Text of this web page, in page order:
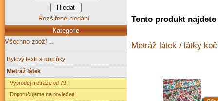
Tento produkt
Metráž látek / látky
Rozšířené hledání
Kategorie
Všechno zboží ...
Bytový textil a doplňky
Metráž látek
Výprodej metráže od 79,-
Doporučujeme na povlečení